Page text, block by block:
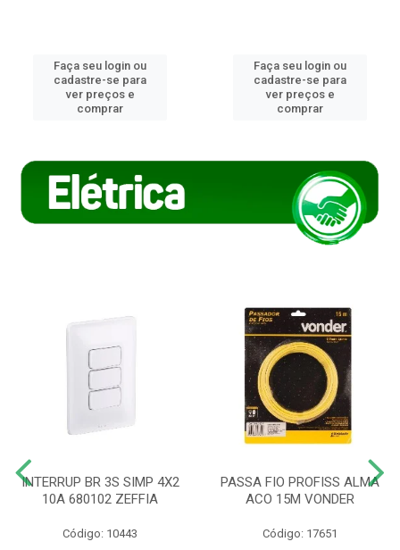
Faça seu login ou
cadastre-se para
ver preços e
comprar
Faça seu login ou
cadastre-se para
ver preços e
comprar
INTERRUP BR 3S SIMP 4X2
10A 680102 ZEFFIA
Código: 10443
PASSA FIO PROFISS ALMA
ACO 15M VONDER
Código: 17651